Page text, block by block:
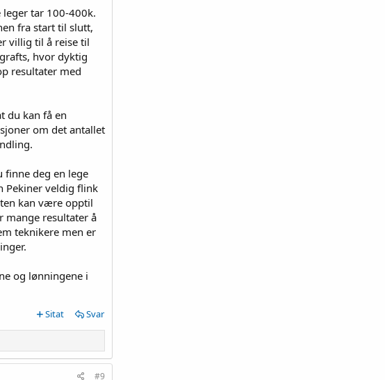
tar 100-400k.
fra start til slutt,
villig til å reise til
hvor dyktig
resultater med
du kan få en
om det antallet
finne deg en lege
Pekiner veldig flink
kan være opptil
mange resultater å
teknikere men er
og lønningene i
Sitat Svar
#9